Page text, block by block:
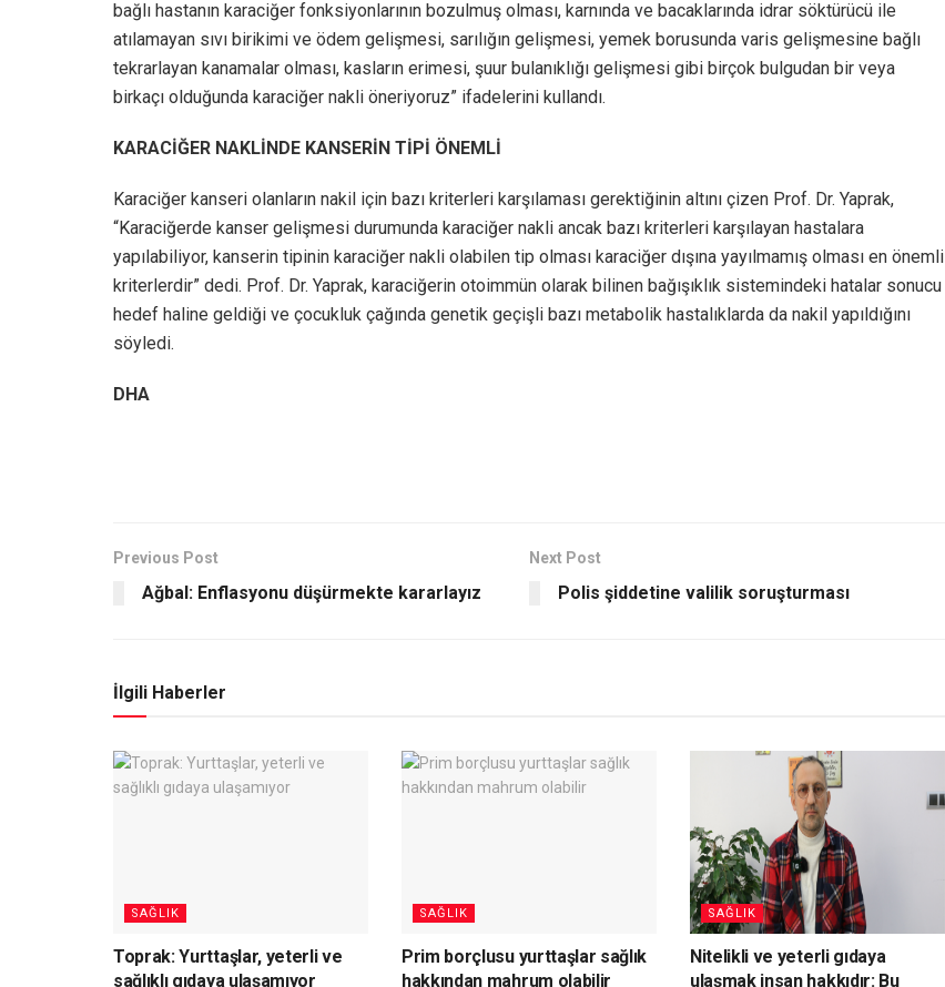
bağlı hastanın karaciğer fonksiyonlarının bozulmuş olması, karnında ve bacaklarında idrar söktürücü ile
atılamayan sıvı birikimi ve ödem gelişmesi, sarılığın gelişmesi, yemek borusunda varis gelişmesine bağlı
tekrarlayan kanamalar olması, kasların erimesi, şuur bulanıklığı gelişmesi gibi birçok bulgudan bir veya
birkaçı olduğunda karaciğer nakli öneriyoruz” ifadelerini kullandı.
KARACİĞER NAKLİNDE KANSERİN TİPİ ÖNEMLİ
Karaciğer kanseri olanların nakil için bazı kriterleri karşılaması gerektiğinin altını çizen Prof. Dr. Yaprak,
“Karaciğerde kanser gelişmesi durumunda karaciğer nakli ancak bazı kriterleri karşılayan hastalara
yapılabiliyor, kanserin tipinin karaciğer nakli olabilen tip olması karaciğer dışına yayılmamış olması en önemli
kriterlerdir” dedi. Prof. Dr. Yaprak, karaciğerin otoimmün olarak bilinen bağışıklık sistemindeki hatalar sonucu
hedef haline geldiği ve çocukluk çağında genetik geçişli bazı metabolik hastalıklarda da nakil yapıldığını
söyledi.
DHA
Previous Post
Ağbal: Enflasyonu düşürmekte kararlayız
Next Post
Polis şiddetine valilik soruşturması
İlgili Haberler
SAĞLIK
Toprak: Yurttaşlar, yeterli ve
sağlıklı gıdaya ulaşamıyor
SAĞLIK
Prim borçlusu yurttaşlar sağlık
hakkından mahrum olabilir
SAĞLIK
Nitelikli ve yeterli gıdaya
ulaşmak insan hakkıdır: Bu